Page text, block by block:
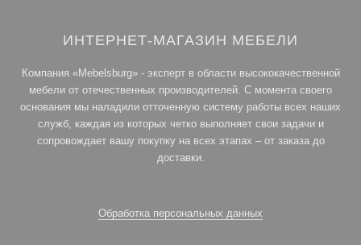
ИНТЕРНЕТ-МАГАЗИН МЕБЕЛИ
Компания «Mebelsburg» - эксперт в области высококачественной
мебели от отечественных производителей. С момента своего
основания мы наладили отточенную систему работы всех наших
служб, каждая из которых четко выполняет свои задачи и
сопровождает вашу покупку на всех этапах – от заказа до
доставки.
Обработка персональных данных